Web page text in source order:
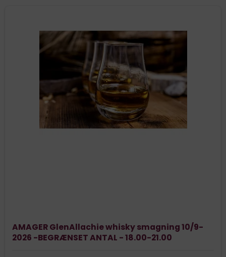
AMAGER GlenAllachie whisky smagning 10/9-
2026 -BEGRÆNSET ANTAL - 18.00-21.00